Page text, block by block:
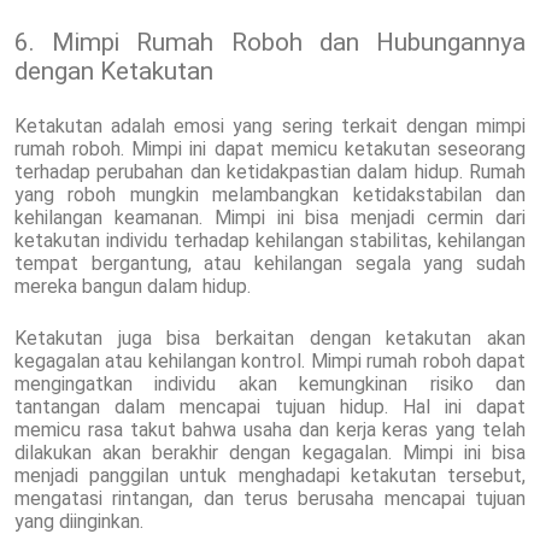
6. Mimpi Rumah Roboh dan Hubungannya
dengan Ketakutan
Ketakutan adalah emosi yang sering terkait dengan mimpi
rumah roboh. Mimpi ini dapat memicu ketakutan seseorang
terhadap perubahan dan ketidakpastian dalam hidup. Rumah
yang roboh mungkin melambangkan ketidakstabilan dan
kehilangan keamanan. Mimpi ini bisa menjadi cermin dari
ketakutan individu terhadap kehilangan stabilitas, kehilangan
tempat bergantung, atau kehilangan segala yang sudah
mereka bangun dalam hidup.
Ketakutan juga bisa berkaitan dengan ketakutan akan
kegagalan atau kehilangan kontrol. Mimpi rumah roboh dapat
mengingatkan individu akan kemungkinan risiko dan
tantangan dalam mencapai tujuan hidup. Hal ini dapat
memicu rasa takut bahwa usaha dan kerja keras yang telah
dilakukan akan berakhir dengan kegagalan. Mimpi ini bisa
menjadi panggilan untuk menghadapi ketakutan tersebut,
mengatasi rintangan, dan terus berusaha mencapai tujuan
yang diinginkan.